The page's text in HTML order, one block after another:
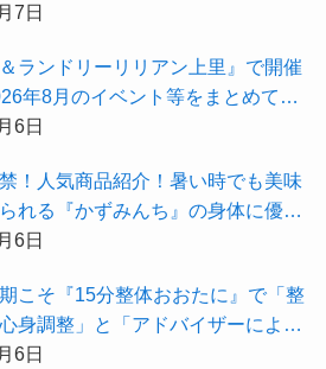
の家”新潟工場見学会』のご予約も
7日
＆ランドリーリリアン上里』で開催
年8月のイベント等をまとめてご
6日
！人気商品紹介！暑い時でも美味
れる『かずみんち』の身体に優し
手作り減塩パンを召し上がれ♪
6日
こそ『15分整体おおたに』で「整
身調整」と「アドバイザーによる
準備」をしてみませんか？
6日